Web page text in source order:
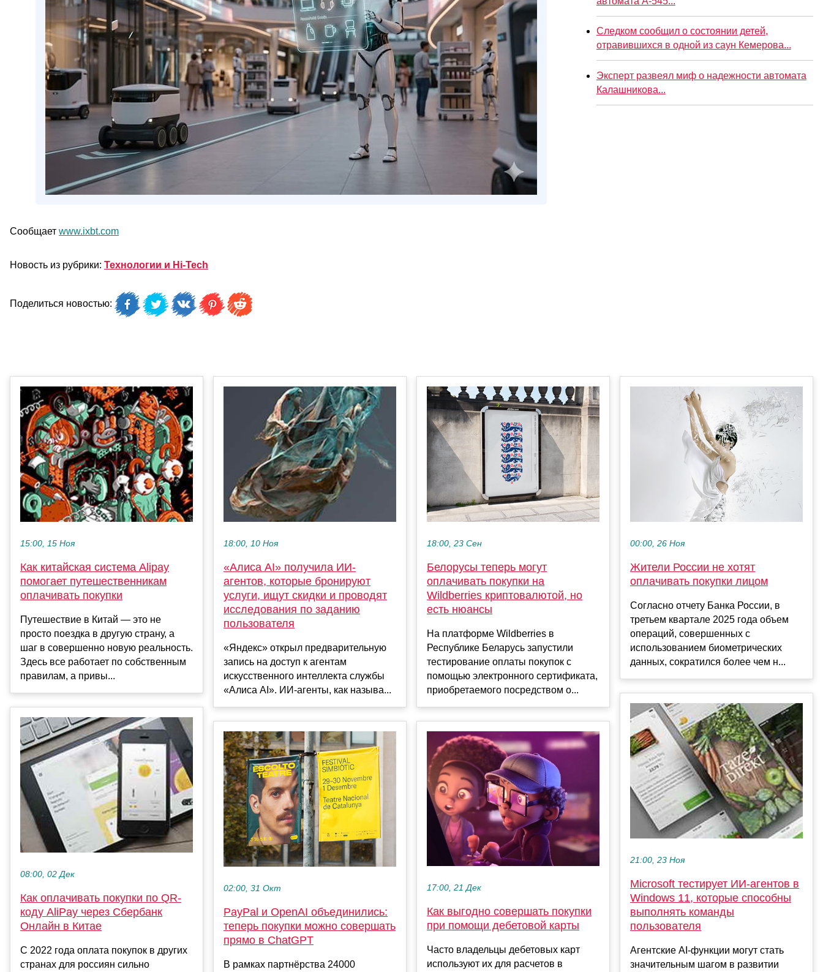
Сообщает www.ixbt.com
Новость из рубрики: Технологии и Hi-Tech
Поделиться новостью:
Следком сообщил о состоянии детей,
отравившихся в одной из саун Кемерова...
Эксперт развеял миф о надежности автомата
Калашникова...
15:00, 15 Ноя
Как китайская система Alipay
помогает путешественникам
оплачивать покупки
Путешествие в Китай — это не
просто поездка в другую страну, а
шаг в совершенно новую реальность.
Здесь все работает по собственным
правилам, а привы...
08:00, 02 Дек
Как оплачивать покупки по QR-
коду AliPay через Сбербанк
Онлайн в Китае
С 2022 года оплата покупок в других
странах для россиян сильно
18:00, 10 Ноя
«Алиса AI» получила ИИ-
агентов, которые бронируют
услуги, ищут скидки и проводят
исследования по заданию
пользователя
«Яндекс» открыл предварительную
запись на доступ к агентам
искусственного интеллекта службы
«Алиса AI». ИИ-агенты, как называ...
02:00, 31 Окт
PayPal и OpenAI объединились:
теперь покупки можно совершать
прямо в ChatGPT
В рамках партнёрства 24000
18:00, 23 Сен
Белорусы теперь могут
оплачивать покупки на
Wildberries криптовалютой, но
есть нюансы
На платформе Wildberries в
Республике Беларусь запустили
тестирование оплаты покупок с
помощью электронного сертификата,
приобретаемого посредством о...
17:00, 21 Дек
Как выгодно совершать покупки
при помощи дебетовой карты
Часто владельцы дебетовых карт
используют их для расчетов в
00:00, 26 Ноя
Жители России не хотят
оплачивать покупки лицом
Согласно отчету Банка России, в
третьем квартале 2025 года объем
операций, совершенных с
использованием биометрических
данных, сократился более чем н...
21:00, 23 Ноя
Microsoft тестирует ИИ-агентов в
Windows 11, которые способны
выполнять команды
пользователя
Агентские AI-функции могут стать
значительным шагом в развитии